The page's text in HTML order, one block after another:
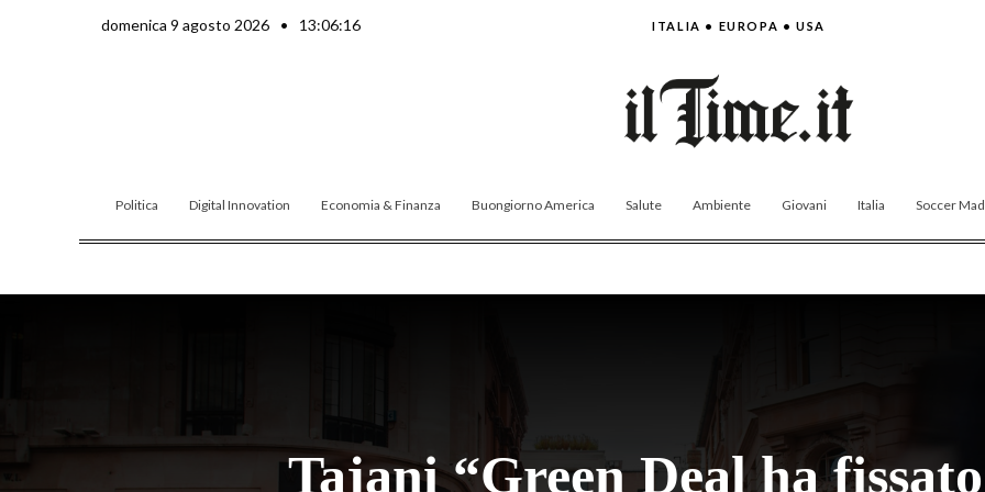
domenica 9 agosto 2026 • 13:06:18 ITALIA • EUROPA • USA
Politica Digital Innovation Economia & Finanza Buongiorno America Salute Ambiente Giovani Italia Soccer
Tajani “Green Deal ha